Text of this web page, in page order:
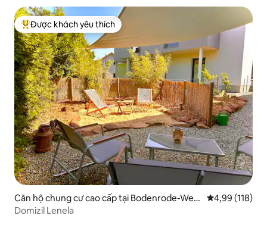
Được khách yêu thích nhất
Được khách yêu thích
Căn hộ chung cư cao cấp tại Bodenrode-West
hausen
Xếp hạng
4,99 (118)
Domizil Lenela